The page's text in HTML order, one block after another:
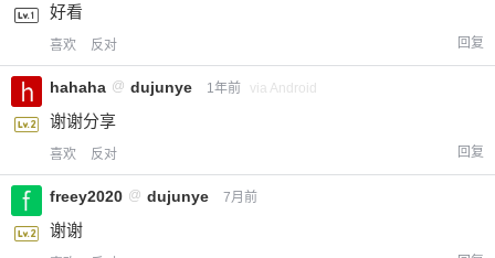
好看
喜欢 反对 回复
hahaha @ dujunye 1年前 via Android
谢谢分享
喜欢 反对 回复
freey2020 @ dujunye 7月前
谢谢